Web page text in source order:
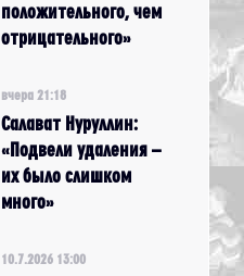
положительного, чем
отрицательного»
вчера 21:18
Салават Нуруллин:
«Подвели удаления –
их было слишком
много»
10.7.2026 13:00